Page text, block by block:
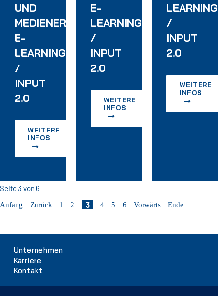
UND
MEDIENERZEUGNISSE
E-
LEARNING
/
INPUT
2.0
WEITERE
INFOS
E-
LEARNING
/
INPUT
2.0
WEITERE
INFOS
LEARNING
/
INPUT
2.0
WEITERE
INFOS
Seite 3 von 6
Anfang Zurück 1 2 3 4 5 6 Vorwärts Ende
Navigation
überspringen
Unternehmen
Karriere
Kontakt